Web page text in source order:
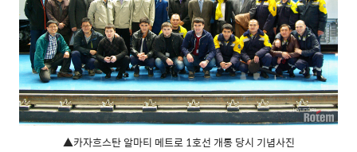
▲카자흐스탄 알마티 메트로 1호선 개통 당시 기념사진